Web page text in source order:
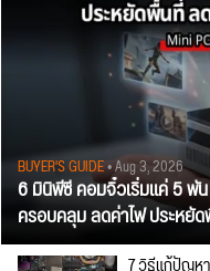
BUYER'S GUIDE• Aug 3, 2026
6 มินิพีซี คอมจิ๋วเริ่มแค่ 5 พั
ครอบคลุม ลดค่าไฟ ประหยั